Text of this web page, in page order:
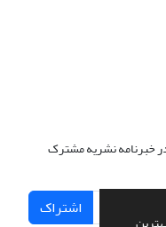
خبرنامه نشریه مشترک
اشتراک